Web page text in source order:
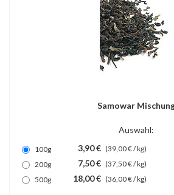
Samowar
Auswahl:
100g 3,90 € (39,00 € / kg)
200g
7,50 € (37,50 € / kg)
500g
18,00 € (36,00 € / kg)